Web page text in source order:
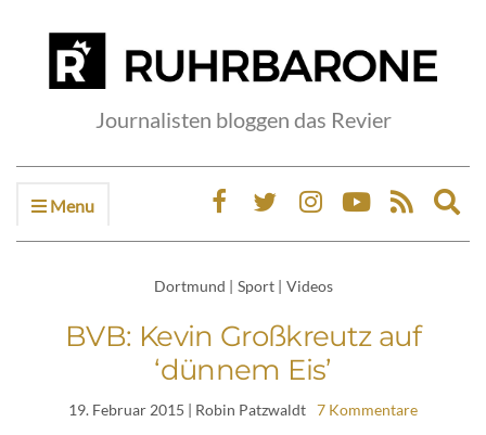
Journalisten bloggen das Revier
Menu
Dortmund | Sport | Videos
BVB: Kevin Großkreutz auf
‘dünnem Eis’
19. Februar 2015 | Robin Patzwaldt 7 Kommentare